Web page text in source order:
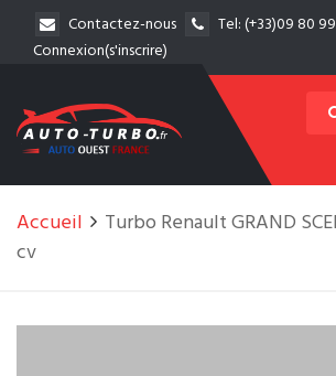
Contactez-nous Tel:(+33)09 80
Connexion(s'inscrire)
Accueil
Turbo Renault GRAND
cv